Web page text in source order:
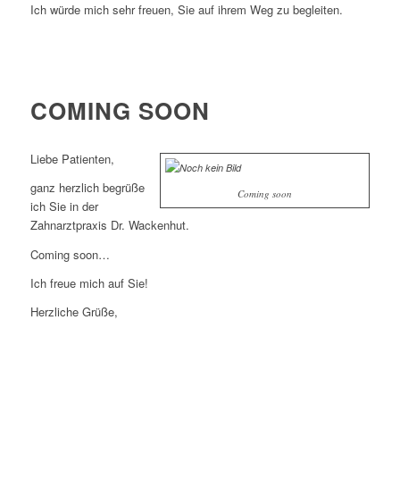
Ich würde mich sehr freuen, Sie auf ihrem Weg zu begleiten.
COMING SOON
Coming soon
Liebe Patienten,
ganz herzlich begrüße
ich Sie in der
Zahnarztpraxis Dr. Wackenhut.
Coming soon…
Ich freue mich auf Sie!
Herzliche Grüße,